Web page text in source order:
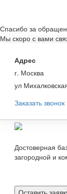
Спасибо за
Мы скоро с вами
Адрес
г. Москва
ул
Заказать звонок
Достоверная
загородной и
Оставить